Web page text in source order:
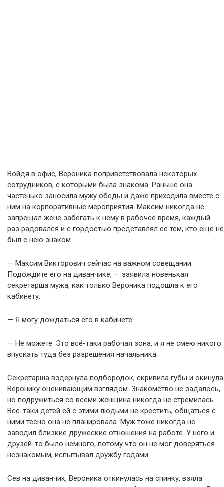
Войдя в офис, Вероника поприветствовала некоторых
сотрудников, с которыми была знакома. Раньше она
частенько заносила мужу обеды и даже приходила вместе с
ним на корпоративные мероприятия. Максим никогда не
запрещал жене забегать к нему в рабочее время, каждый
раз радовался и с гордостью представлял её тем, кто ещё не
был с нею знаком.
— Максим Викторович сейчас на важном совещании.
Подождите его на диванчике, — заявила новенькая
секретарша мужа, как только Вероника подошла к его
кабинету.
— Я могу дождаться его в кабинете.
— Не можете. Это всё-таки рабочая зона, и я не смею никого
впускать туда без разрешения начальника.
Секретарша вздёрнула подбородок, скривила губы и окинула
Веронику оценивающим взглядом. Знакомство не задалось,
но подружиться со всеми женщина никогда не стремилась.
Всё-таки детей ей с этими людьми не крестить, общаться с
ними тесно она не планировала. Муж тоже никогда не
заводил близкие дружеские отношения на работе. У него и
друзей-то было немного, потому что он не мог доверяться
незнакомым, испытывал дружбу годами.
Сев на диванчик, Вероника откинулась на спинку, взяла